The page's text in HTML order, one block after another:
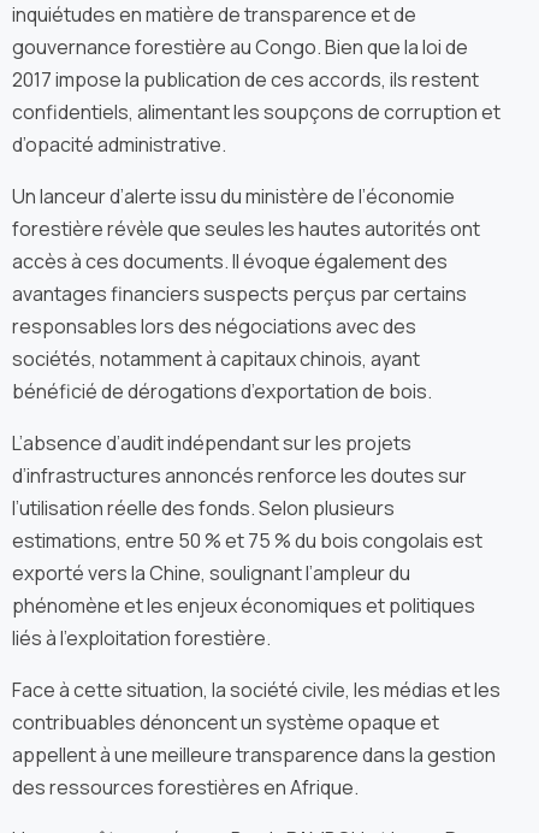
inquiétudes en matière de transparence et de
gouvernance forestière au Congo. Bien que la loi de
2017 impose la publication de ces accords, ils restent
confidentiels, alimentant les soupçons de corruption et
d’opacité administrative.
Un lanceur d’alerte issu du ministère de l’économie
forestière révèle que seules les hautes autorités ont
accès à ces documents. Il évoque également des
avantages financiers suspects perçus par certains
responsables lors des négociations avec des
sociétés, notamment à capitaux chinois, ayant
bénéficié de dérogations d’exportation de bois.
L’absence d’audit indépendant sur les projets
d’infrastructures annoncés renforce les doutes sur
l’utilisation réelle des fonds. Selon plusieurs
estimations, entre 50 % et 75 % du bois congolais est
exporté vers la Chine, soulignant l’ampleur du
phénomène et les enjeux économiques et politiques
liés à l’exploitation forestière.
Face à cette situation, la société civile, les médias et les
contribuables dénoncent un système opaque et
appellent à une meilleure transparence dans la gestion
des ressources forestières en Afrique.